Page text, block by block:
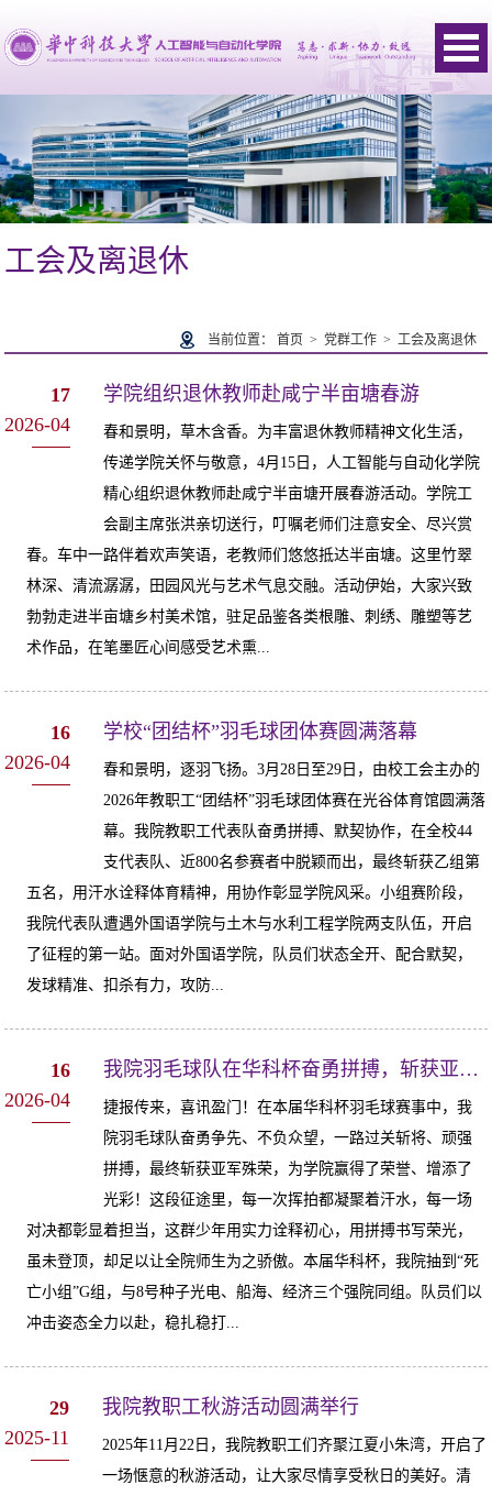
工会及离退休
当前位置： 首页> 党群工作> 工会及离退休
17
2026-04
学院组织退休教师赴咸宁半亩塘春游
春和景明，草木含香。为丰富退休教师精神文化生活，
传递学院关怀与敬意，4月15日，人工智能与自动化学院
精心组织退休教师赴咸宁半亩塘开展春游活动。学院工
会副主席张洪亲切送行，叮嘱老师们注意安全、尽兴赏
春。车中一路伴着欢声笑语，老教师们悠悠抵达半亩塘。这里竹翠
林深、清流潺潺，田园风光与艺术气息交融。活动伊始，大家兴致
勃勃走进半亩塘乡村美术馆，驻足品鉴各类根雕、刺绣、雕塑等艺
术作品，在笔墨匠心间感受艺术熏...
16
2026-04
学校“团结杯”羽毛球团体赛圆满落幕
春和景明，逐羽飞扬。3月28日至29日，由校工会主办的
2026年教职工“团结杯”羽毛球团体赛在光谷体育馆圆满落
幕。我院教职工代表队奋勇拼搏、默契协作，在全校44
支代表队、近800名参赛者中脱颖而出，最终斩获乙组第
五名，用汗水诠释体育精神，用协作彰显学院风采。小组赛阶段，
我院代表队遭遇外国语学院与土木与水利工程学院两支队伍，开启
了征程的第一站。面对外国语学院，队员们状态全开、配合默契，
发球精准、扣杀有力，攻防...
16
2026-04
我院羽毛球队在华科杯奋勇拼搏，斩获亚军为院争光
捷报传来，喜讯盈门！在本届华科杯羽毛球赛事中，我
院羽毛球队奋勇争先、不负众望，一路过关斩将、顽强
拼搏，最终斩获亚军殊荣，为学院赢得了荣誉、增添了
光彩！这段征途里，每一次挥拍都凝聚着汗水，每一场
对决都彰显着担当，这群少年用实力诠释初心，用拼搏书写荣光，
虽未登顶，却足以让全院师生为之骄傲。本届华科杯，我院抽到“死
亡小组”G组，与8号种子光电、船海、经济三个强院同组。队员们以
冲击姿态全力以赴，稳扎稳打...
29
2025-11
我院教职工秋游活动圆满举行
2025年11月22日，我院教职工们齐聚江夏小朱湾，开启了
一场惬意的秋游活动，让大家尽情享受秋日的美好。清